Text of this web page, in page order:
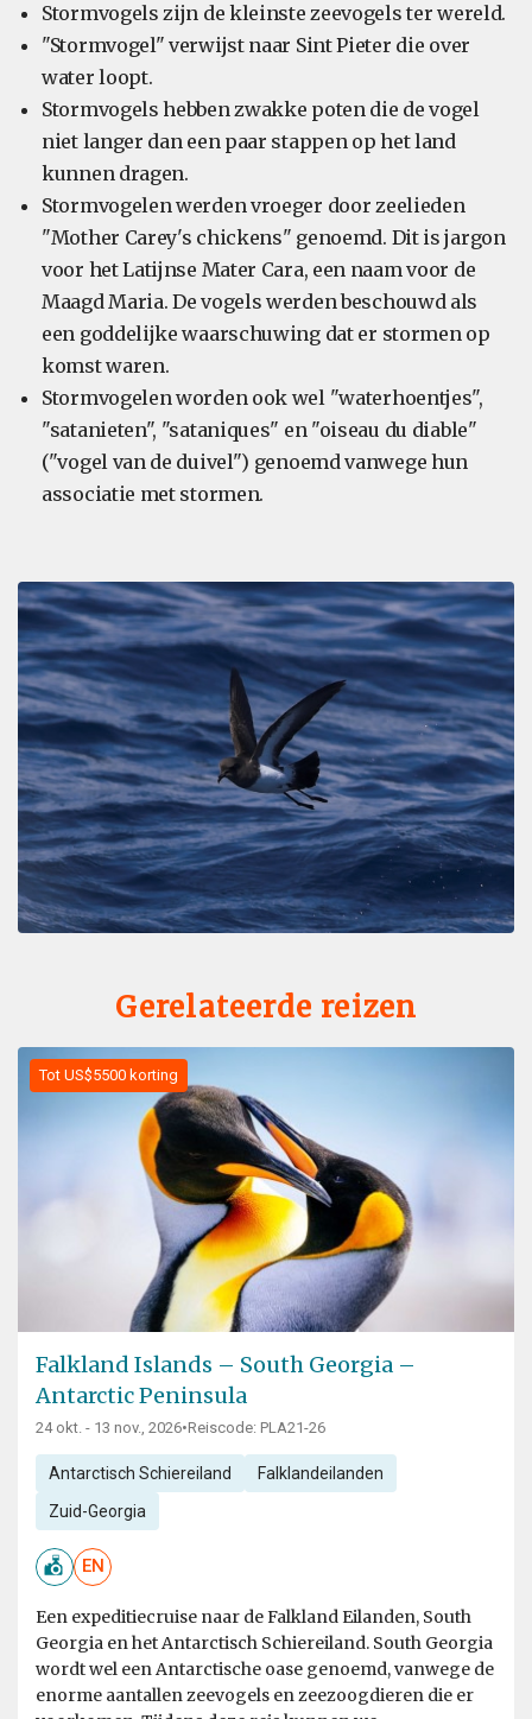
Stormvogels zijn de kleinste zeevogels ter wereld.
"Stormvogel" verwijst naar Sint Pieter die over
water loopt.
Stormvogels hebben zwakke poten die de vogel
niet langer dan een paar stappen op het land
kunnen dragen.
Stormvogelen werden vroeger door zeelieden
"Mother Carey's chickens" genoemd. Dit is jargon
voor het Latijnse Mater Cara, een naam voor de
Maagd Maria. De vogels werden beschouwd als
een goddelijke waarschuwing dat er stormen op
komst waren.
Stormvogelen worden ook wel "waterhoentjes",
"satanieten", "sataniques" en "oiseau du diable"
("vogel van de duivel") genoemd vanwege hun
associatie met stormen.
Gerelateerde reizen
Tot US$5500 korting
Falkland Islands – South Georgia –
Antarctic Peninsula
24 okt. - 13 nov., 2026•Reiscode: PLA21-26
Antarctisch Schiereiland Falklandeilanden
Zuid-Georgia
EN
Een expeditiecruise naar de Falkland Eilanden, South
Georgia en het Antarctisch Schiereiland. South Georgia
wordt wel een Antarctische oase genoemd, vanwege de
enorme aantallen zeevogels en zeezoogdieren die er